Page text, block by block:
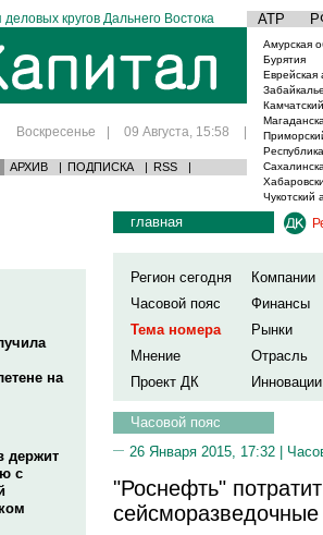
кругов Дальнего Востока АТР
Воскресенье | 09 Августа, 15:58 |
АРХИВ | ПОДПИСКА | RSS |
Амурская
Бурятия
Еврейская
Чукотский
на
держит
с
главная
Регион сегодня
Компании
Часовой пояс
Финансы
Тема номера
Рынки
Мнение
Отрасль
Проект ДК
Инновации
Часовой пояс
26 Января 2015, 17:32 |
"Роснефть"